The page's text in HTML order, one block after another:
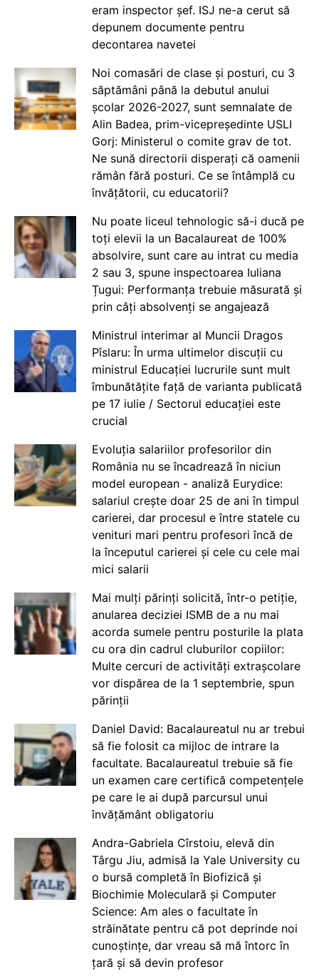
eram inspector șef. ISJ ne-a cerut să
depunem documente pentru
decontarea navetei
Noi comasări de clase și posturi, cu 3
săptămâni până la debutul anului
școlar 2026-2027, sunt semnalate de
Alin Badea, prim-vicepreședinte USLI
Gorj: Ministerul o comite grav de tot.
Ne sună directorii disperați că oamenii
rămân fără posturi. Ce se întâmplă cu
învățătorii, cu educatorii?
Nu poate liceul tehnologic să-i ducă pe
toți elevii la un Bacalaureat de 100%
absolvire, sunt care au intrat cu media
2 sau 3, spune inspectoarea Iuliana
Țugui: Performanța trebuie măsurată și
prin câți absolvenți se angajează
Ministrul interimar al Muncii Dragos
Pîslaru: În urma ultimelor discuții cu
ministrul Educației lucrurile sunt mult
îmbunătățite față de varianta publicată
pe 17 iulie / Sectorul educației este
crucial
Evoluția salariilor profesorilor din
România nu se încadrează în niciun
model european - analiză Eurydice:
salariul crește doar 25 de ani în timpul
carierei, dar procesul e între statele cu
venituri mari pentru profesori încă de
la începutul carierei și cele cu cele mai
mici salarii
Mai mulți părinți solicită, într-o petiție,
anularea deciziei ISMB de a nu mai
acorda sumele pentru posturile la plata
cu ora din cadrul cluburilor copiilor:
Multe cercuri de activități extrașcolare
vor dispărea de la 1 septembrie, spun
părinții
Daniel David: Bacalaureatul nu ar trebui
să fie folosit ca mijloc de intrare la
facultate. Bacalaureatul trebuie să fie
un examen care certifică competențele
pe care le ai după parcursul unui
învățământ obligatoriu
Andra-Gabriela Cîrstoiu, elevă din
Târgu Jiu, admisă la Yale University cu
o bursă completă în Biofizică și
Biochimie Moleculară și Computer
Science: Am ales o facultate în
străinătate pentru că pot deprinde noi
cunoștințe, dar vreau să mă întorc în
țară și să devin profesor